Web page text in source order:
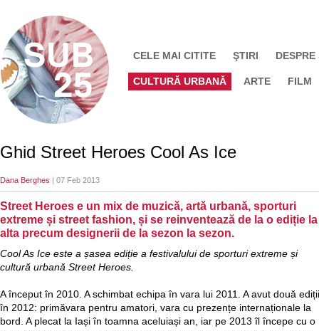
CELE MAI CITITE ŞTIRI DESPRE
CULTURĂ URBANĂ ARTE FILM
Ghid Street Heroes Cool As Ice
Dana Berghes | 07 Feb 2013
Street Heroes e un mix de muzică, artă urbană, sporturi
extreme și street fashion, și se reinventează de la o ediție la
alta precum designerii de la sezon la sezon.
Cool As Ice este a șasea ediție a festivalului de sporturi extreme și
cultură urbană Street Heroes.
A început în 2010. A schimbat echipa în vara lui 2011. A avut două ediții
în 2012: primăvara pentru amatori, vara cu prezențe internaționale la
bord. A plecat la Iași în toamna aceluiași an, iar pe 2013 îl începe cu o